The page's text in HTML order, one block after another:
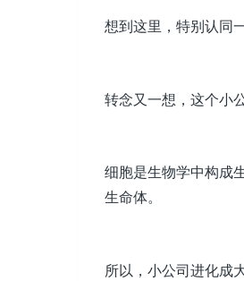
想到这里，特别认同
转念又一想，这个小
细胞是生物学中构成
生命体。
所以，小公司进化成